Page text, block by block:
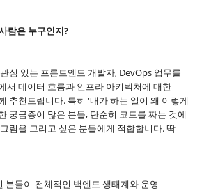
람은 누구인지?
심 있는 프론트엔드 개발자, DevOps 업무를
서 데이터 흐름과 인프라 아키텍처에 대한
추천드립니다. 특히 '내가 하는 일이 왜 이렇게
궁금증이 많은 분들, 단순히 코드를 짜는 것에
림을 그리고 싶은 분들에게 적합합니다. 딱
분들이 전체적인 백엔드 생태계와 운영